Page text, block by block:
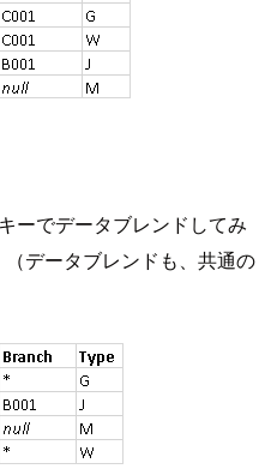
ーでデータブレンドしてみ
データブレンドも、共通の